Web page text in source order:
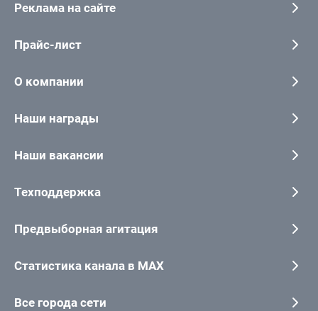
Реклама на сайте
Прайс-лист
О компании
Наши награды
Наши вакансии
Техподдержка
Предвыборная агитация
Статистика канала в MAX
Все города сети